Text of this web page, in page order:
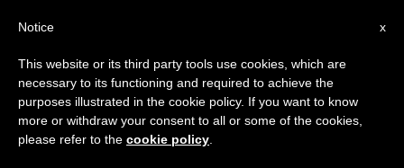
x
Notice
This website or its third party tools use cookies, which are
necessary to its functioning and required to achieve the
purposes illustrated in the cookie policy. If you want to know
more or withdraw your consent to all or some of the cookies,
please refer to the cookie policy